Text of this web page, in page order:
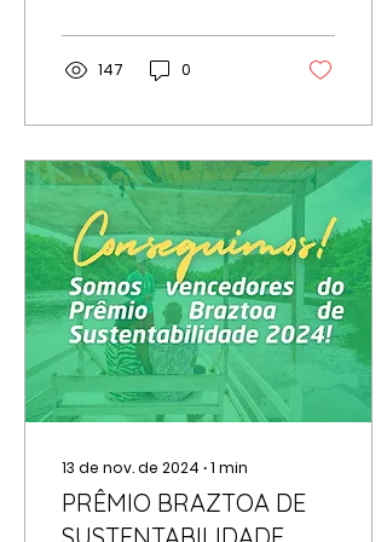
morte ainda está...
147 0
13 de nov. de 2024 ∙1 min
PRÊMIO BRAZTOA DE